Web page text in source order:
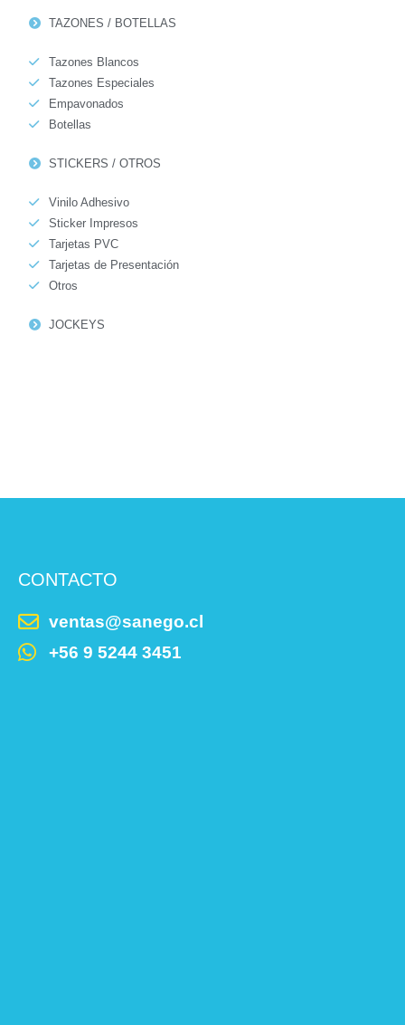
TAZONES / BOTELLAS
Tazones Blancos
Tazones Especiales
Empavonados
Botellas
STICKERS / OTROS
Vinilo Adhesivo
Sticker Impresos
Tarjetas PVC
Tarjetas de Presentación
Otros
JOCKEYS
CONTACTO
ventas@sanego.cl
+56 9 5244 3451